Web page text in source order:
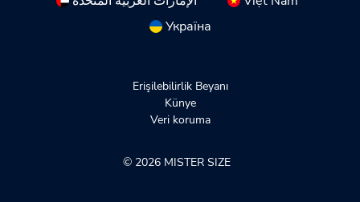
Україна
Erişilebilirlik Beyanı
Künye
Veri koruma
© 2026 MISTER SIZE